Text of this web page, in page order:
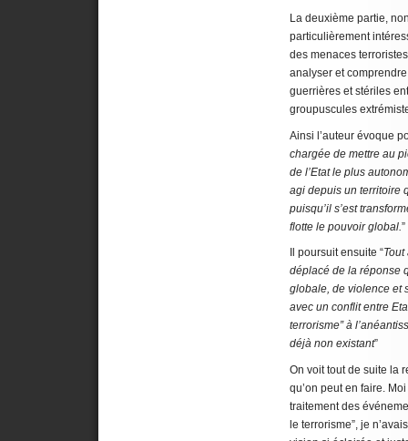
La deuxième partie,
particulièrement
des menaces
analyser et
guerrières et stériles
groupuscules
Ainsi l’auteur évoque
chargée de mettre au
de l’Etat le plus
agi depuis un territoire
puisqu’il s’est
flotte le pouvoir global.”
Il poursuit ensuite “
déplacé de la réponse
globale, de violence et
avec un conflit entre
terrorisme” à
déjà non existant”
On voit tout de suite la
qu’on peut en faire.
traitement des
le terrorisme”, je